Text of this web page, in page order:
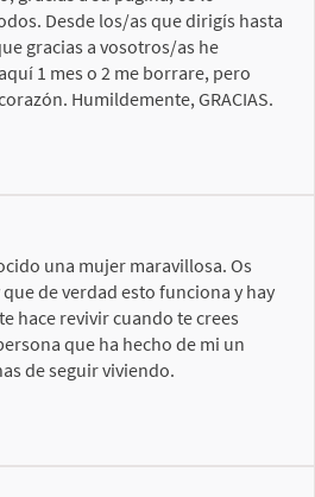
Desde los/as que dirigís hasta
gracias a vosotros/as he
1 mes o 2 me borrare, pero
Humildemente, GRACIAS.
una mujer maravillosa. Os
de verdad esto funciona y hay
hace revivir cuando te crees
que ha hecho de mi un
de seguir viviendo.